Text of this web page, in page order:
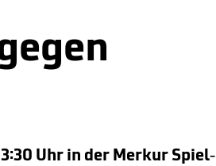
Uhr in der Merkur Spiel-